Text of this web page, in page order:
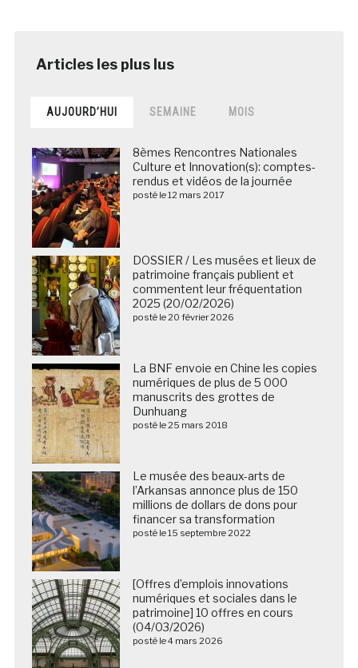
AUJOURD’HUI SEMAINE MOIS
8èmes Rencontres Nationales
Culture et Innovation(s): comptes-
rendus et vidéos de la journée
posté le 12 mars 2017
DOSSIER / Les musées et lieux de
patrimoine français publient et
commentent leur fréquentation
2025 (20/02/2026)
posté le 20 février 2026
La BNF envoie en Chine les copies
numériques de plus de 5 000
manuscrits des grottes de
Dunhuang
posté le 25 mars 2018
Le musée des beaux-arts de
l’Arkansas annonce plus de 150
millions de dollars de dons pour
financer sa transformation
posté le 15 septembre 2022
[Offres d’emplois innovations
numériques et sociales dans le
patrimoine] 10 offres en cours
(04/03/2026)
posté le 4 mars 2026